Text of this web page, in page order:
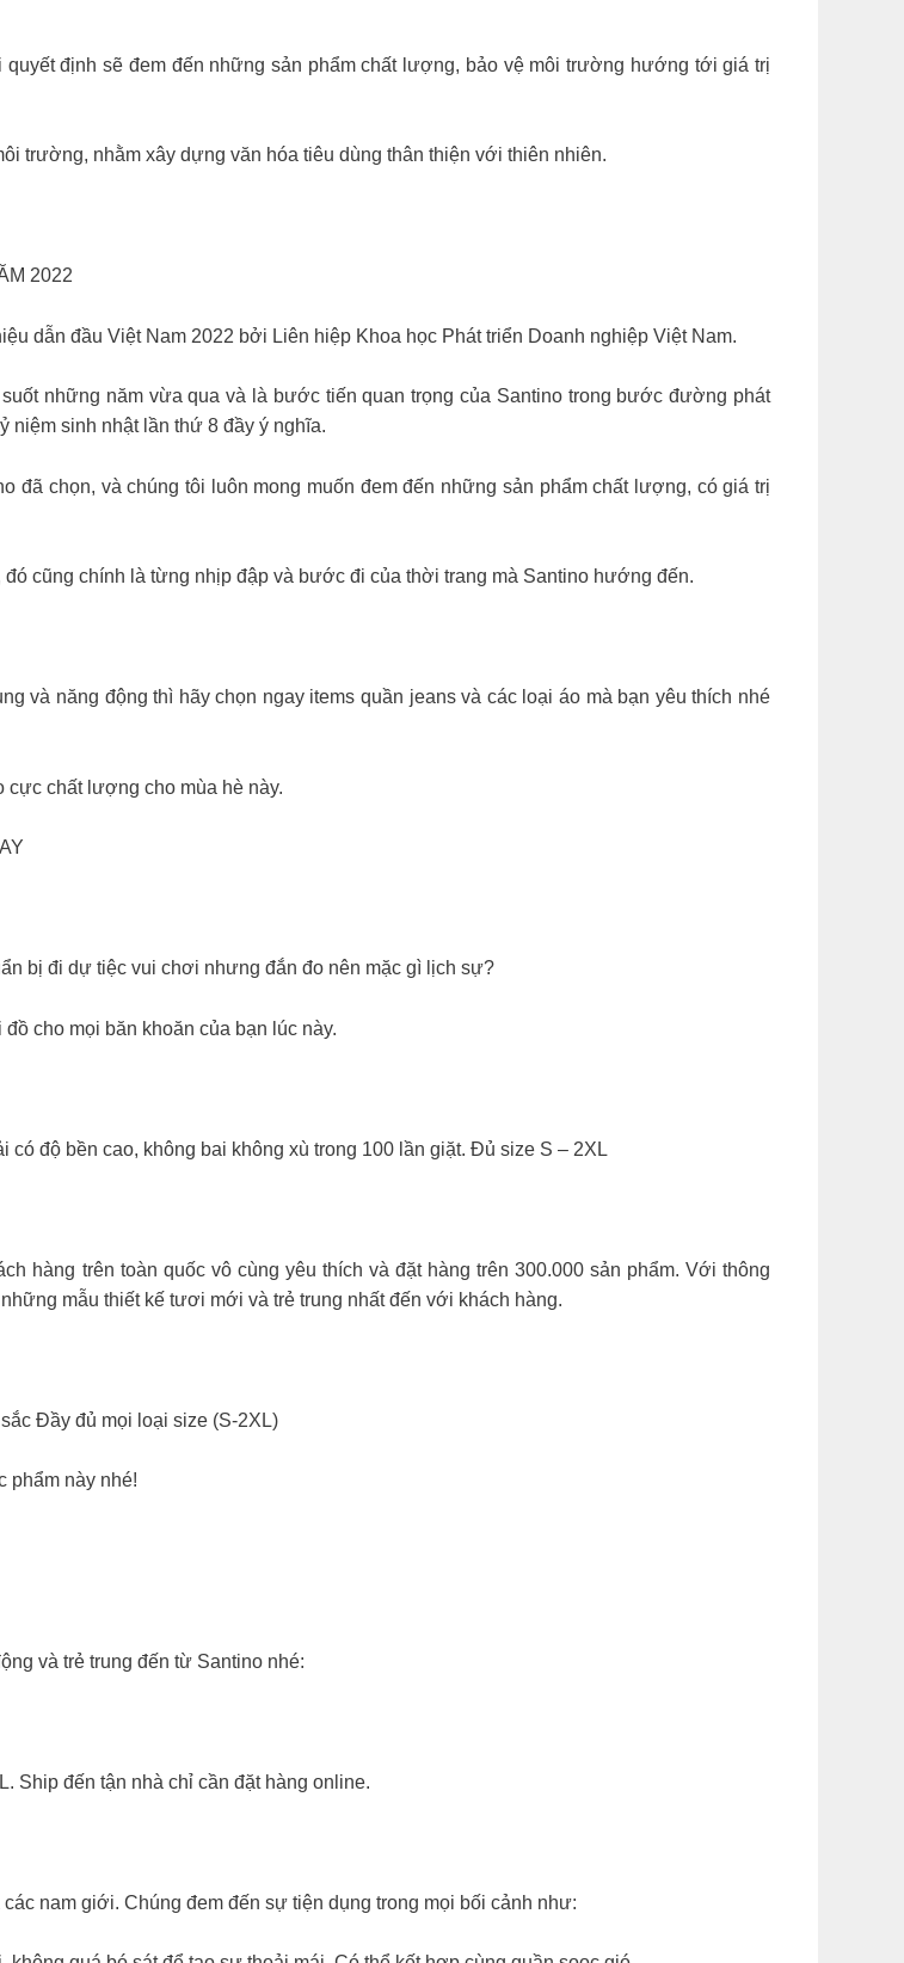
định sẽ đem đến những sản phẩm chất lượng, bảo vệ môi trường hướng tới giá trị
trường, nhằm xây dựng văn hóa tiêu dùng thân thiện với thiên nhiên.
2022
dẫn đầu Việt Nam 2022 bởi Liên hiệp Khoa học Phát triển Doanh nghiệp Việt Nam.
những năm vừa qua và là bước tiến quan trọng của Santino trong bước đường phát
niệm sinh nhật lần thứ 8 đầy ý nghĩa.
chọn, và chúng tôi luôn mong muốn đem đến những sản phẩm chất lượng, có giá trị
cũng chính là từng nhịp đập và bước đi của thời trang mà Santino hướng đến.
và năng động thì hãy chọn ngay items quần jeans và các loại áo mà bạn yêu thích nhé
cực chất lượng cho mùa hè này.
bị đi dự tiệc vui chơi nhưng đắn đo nên mặc gì lịch sự?
cho mọi băn khoăn của bạn lúc này.
độ bền cao, không bai không xù trong 100 lần giặt. Đủ size S – 2XL
hàng trên toàn quốc vô cùng yêu thích và đặt hàng trên 300.000 sản phẩm. Với thông
mẫu thiết kế tươi mới và trẻ trung nhất đến với khách hàng.
Đầy đủ mọi loại size (S-2XL)
phẩm này nhé!
và trẻ trung đến từ Santino nhé:
Ship đến tận nhà chỉ cần đặt hàng online.
nam giới. Chúng đem đến sự tiện dụng trong mọi bối cảnh như: